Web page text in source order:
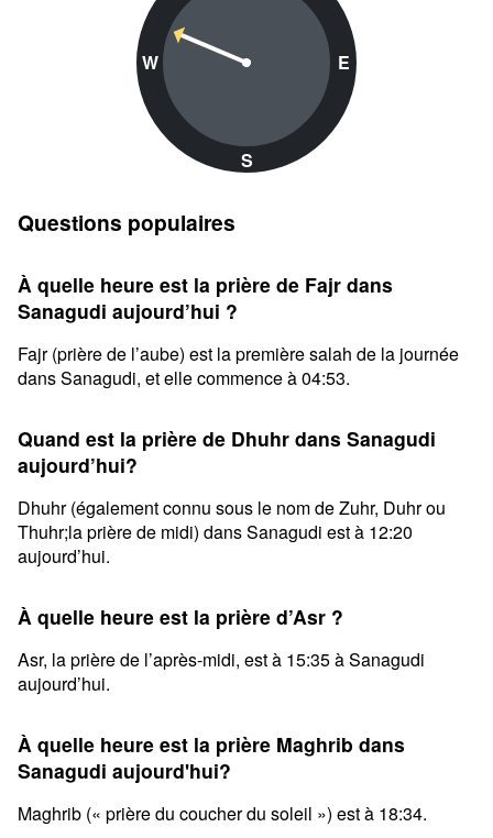
W
S
E
Questions populaires
À quelle heure est la prière de Fajr dans
Sanagudi aujourd’hui ?
Fajr (prière de l’aube) est la première salah de la journée
dans Sanagudi, et elle commence à 04:53.
Quand est la prière de Dhuhr dans Sanagudi
aujourd’hui?
Dhuhr (également connu sous le nom de Zuhr, Duhr ou
Thuhr;la prière de midi) dans Sanagudi est à 12:20
aujourd’hui.
À quelle heure est la prière d’Asr ?
Asr, la prière de l’après-midi, est à 15:35 à Sanagudi
aujourd’hui.
À quelle heure est la prière Maghrib dans
Sanagudi aujourd'hui?
Maghrib (« prière du coucher du soleil ») est à 18:34.